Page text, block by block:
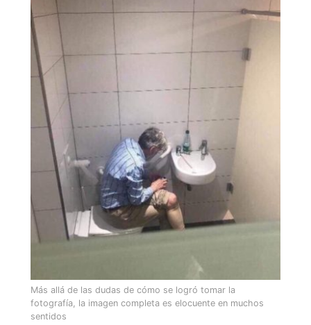
Más allá de las dudas de cómo se logró tomar la
fotografía, la imagen completa es elocuente en muchos
sentidos